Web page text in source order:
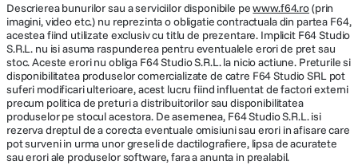
Descrierea bunurilor sau a serviciilor disponibile pewww.f64.ro(prin
imagini, video etc.) nu reprezinta o obligatie contractuala din partea F64,
acestea fiind utilizate exclusiv cu titlu de prezentare. Implicit F64 Studio
S.R.L. nu isi asuma raspunderea pentru eventualele erori de pret sau
stoc. Aceste erori nu obliga F64 Studio S.R.L. la nicio actiune. Preturile si
disponibilitatea produselor comercializate de catre F64 Studio SRL pot
suferi modificari ulterioare, acest lucru fiind influentat de factori externi
precum politica de preturi a distribuitorilor sau disponibilitatea
produselor pe stocul acestora. De asemenea, F64 Studio S.R.L. isi
rezerva dreptul de a corecta eventuale omisiuni sau erori in afisare care
pot surveni in urma unor greseli de dactilografiere, lipsa de acuratete
sau erori ale produselor software, fara a anunta in prealabil.